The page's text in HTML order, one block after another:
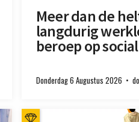
Meer dan de
langdurig
beroep op
Donderdag 6 Augustus 2026